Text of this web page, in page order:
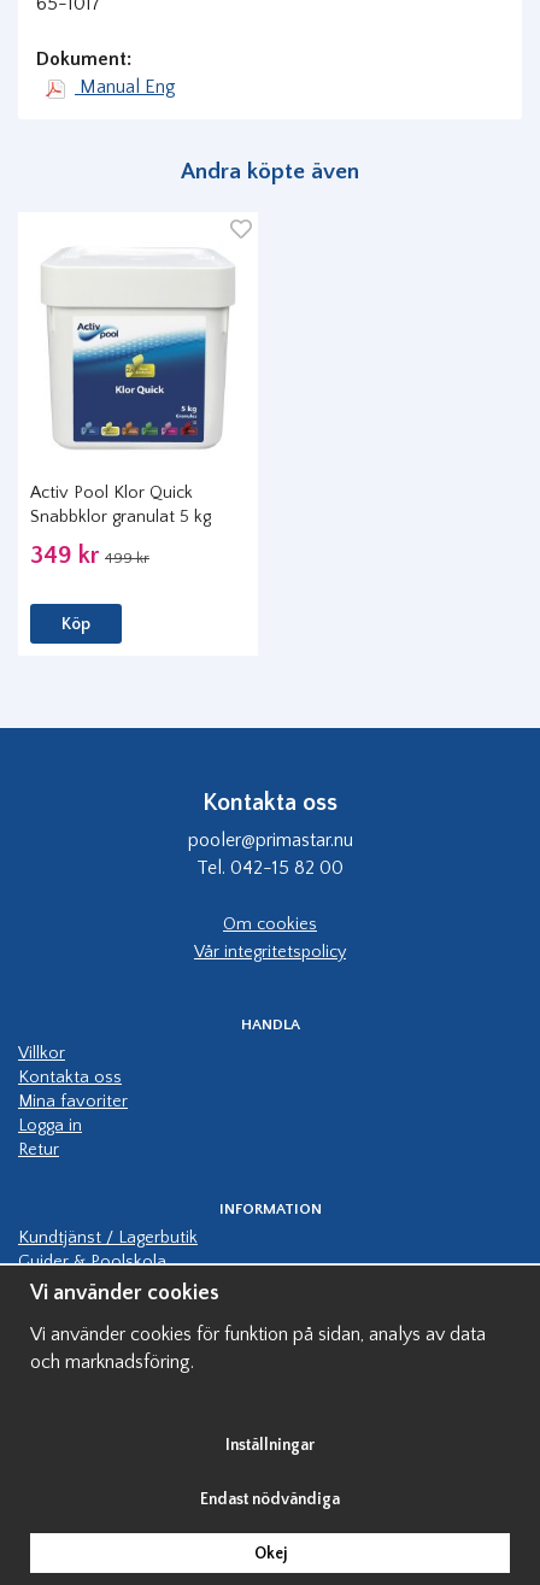
Dokument:
Manual Eng
Andra köpte även
Activ Pool Klor Quick
Snabbklor granulat 5 kg
349 kr 499 kr
Köp
Kontakta oss
pooler@primastar.nu
Tel. 042-15 82 00
Om cookies
Vår integritetspolicy
HANDLA
Villkor
Kontakta oss
Mina favoriter
Logga in
Retur
INFORMATION
Kundtjänst / Lagerbutik
Guider & Poolskola
Manualer
Hjälp bygga pool
Finansiering av pool
Drift & produktion:Wikinggruppen
Vi använder cookies
Vi använder cookies för funktion på sidan, analys av data
och marknadsföring.
Inställningar
Endast nödvändiga
Okej